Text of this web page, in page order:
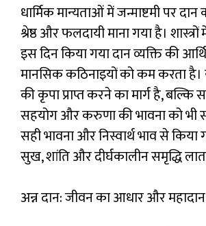
धार्मिक मान्यताओं में जन्माष्टमी पर
श्रेष्ठ और फलदायी माना गया है।
इस दिन किया गया दान व्यक्ति की
मानसिक कठिनाइयों को कम करता
की कृपा प्राप्त करने का मार्ग है, बल्कि
सहयोग और करुणा की भावना को भी
सही भावना और निस्वार्थ भाव से किया
सुख, शांति और दीर्घकालीन समृद्धि
अन्न दान: जीवन का आधार और